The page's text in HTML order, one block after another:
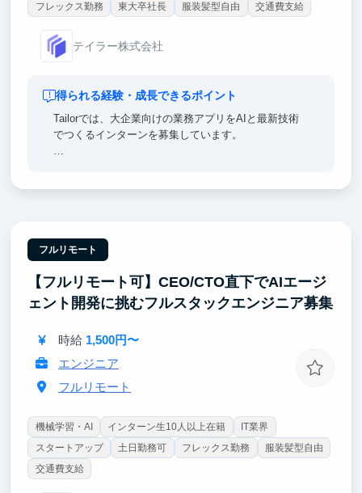
フレックス勤務
東大卒社長 服装髪型自由 交通費支給
テイラー株式会社
得られる経験・成長できるポイント
Tailorでは、大企業向けの業務アプリをAIと最新技術
でつくるインターンを募集しています。
【ポイント②｜AI活用は前提、あなたの力で会社の成
長角度を高める】
AI Agentの実行基盤、Coding Agent前提の開発体制を
確立していただくことを期待します。
クライアントは日本を代表する大手企業が中心。起業
を目指す方は、Salesから全てのフェーズに関与可
フルリモート
【フルリモート可】CEO/CTO直下でAIエージ
ェント開発に挑むフルスタックエンジニア募集
時給 1,500円〜
エンジニア
フルリモート
機械学習・AI インターン生10人以上在籍
IT業界
スタートアップ
土日勤務可 フレックス勤務
服装髪型自由
交通費支給